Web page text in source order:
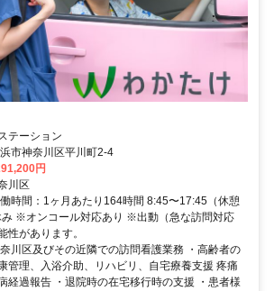
テーション
市神奈川区平川町2-4
円
川区
時間：1ヶ月あたり164時間 8:45〜17:45（休憩
み ※オンコール対応あり ※出動（急な訪問対応
性があります。
川区及びその近隣での訪問看護業務 ・高齢者の
管理、入浴介助、リハビリ、自宅療養支援 疼痛
経過報告 ・退院時の在宅移行時の支援 ・患者様